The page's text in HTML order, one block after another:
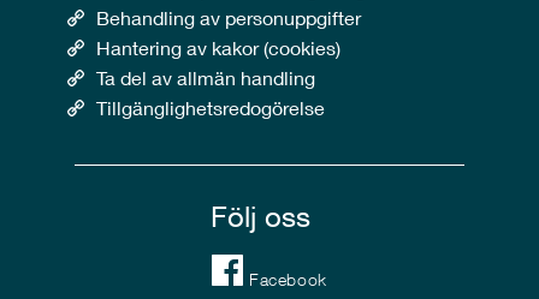
Behandling av personuppgifter
Hantering av kakor (cookies)
Ta del av allmän handling
Tillgänglighetsredogörelse
Följ oss
Facebook